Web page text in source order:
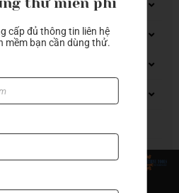
cấp đủ thông tin liên hệ
mềm bạn cần dùng thử.